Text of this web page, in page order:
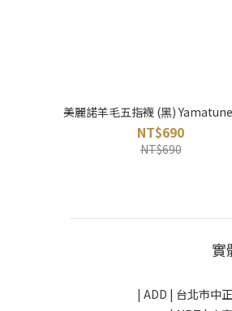
美麗諾羊毛五指襪 (黑)
NT$690
NT$690
實
| ADD | 台北市中